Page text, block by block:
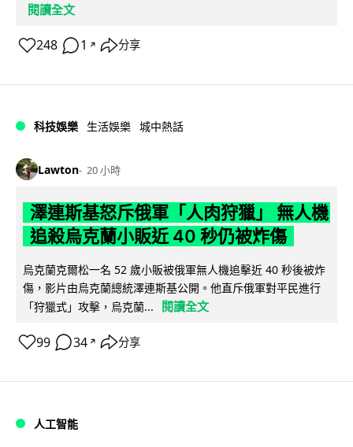
閱讀全文
248 1 ↗ 分享
科技娛樂 生活娛樂 城中熱話
Lawton 20 小時
澤連斯基怒斥俄軍「人肉狩獵」 無人機
追殺烏克蘭小販近 40 秒仍被炸傷
烏克蘭克爾松一名 52 歲小販被俄軍無人機追擊近 40 秒後被炸
傷，影片由烏克蘭總統澤連斯基公開。他直斥俄軍對平民進行
「狩獵式」攻擊，烏克蘭...
閱讀全文
99 34 ↗ 分享
人工智能